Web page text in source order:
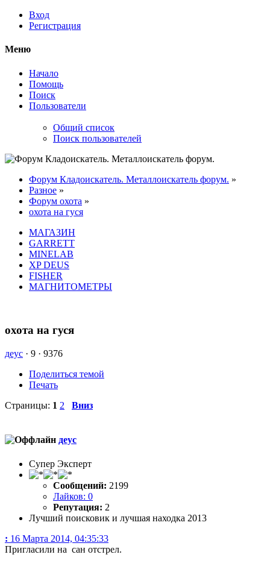
Вход
Регистрация
Меню
Начало
Помощь
Поиск
Пользователи
Общий список
Поиск пользователей
Форум Кладоискатель. Металлоискатель форум. »
Разное »
Форум охота »
охота на гуся
МАГАЗИН
GARRETT
MINELAB
XP DEUS
FISHER
МАГНИТОМЕТРЫ
охота на гуся
деус · 9 · 9376
Поделиться темой
Печать
Страницы: 1 2 Вниз
деус
Супер Эксперт
Сообщений: 2199
Лайков: 0
Репутация: 2
Лучший поисковик и лучшая находка 2013
: 16 Марта 2014, 04:35:33
Пригласили на сан отстрел.